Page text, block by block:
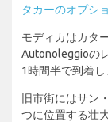
タカーのオプシ
モディカはカタ
Autonoleggioの
1時間半で到着し
旧市街にはサン
つに位置する壮